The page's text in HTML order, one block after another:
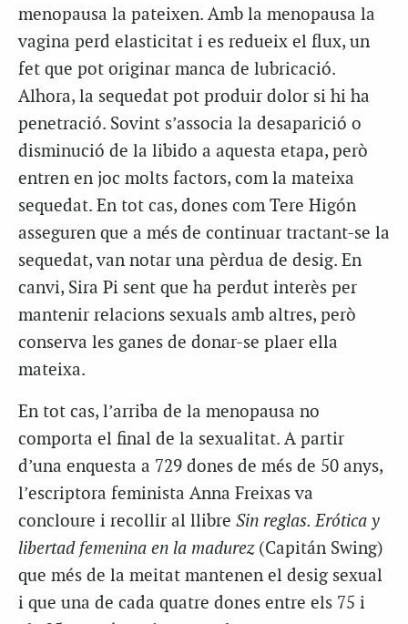
menopausa la pateixen. Amb la menopausa la
vagina perd elasticitat i es redueix el flux, un
fet que pot originar manca de lubricació.
Alhora, la sequedat pot produir dolor si hi ha
penetració. Sovint s’associa la desaparició o
disminució de la libido a aquesta etapa, però
entren en joc molts factors, com la mateixa
sequedat. En tot cas, dones com Tere Higón
asseguren que a més de continuar tractant-se la
sequedat, van notar una pèrdua de desig. En
canvi, Sira Pi sent que ha perdut interès per
mantenir relacions sexuals amb altres, però
conserva les ganes de donar-se plaer ella
mateixa.
En tot cas, l’arriba de la menopausa no
comporta el final de la sexualitat. A partir
d’una enquesta a 729 dones de més de 50 anys,
l’escriptora feminista Anna Freixas va
concloure i recollir al llibre Sin reglas. Erótica y
libertad femenina en la madurez(Capitán Swing)
que més de la meitat mantenen el desig sexual
i que una de cada quatre dones entre els 75 i